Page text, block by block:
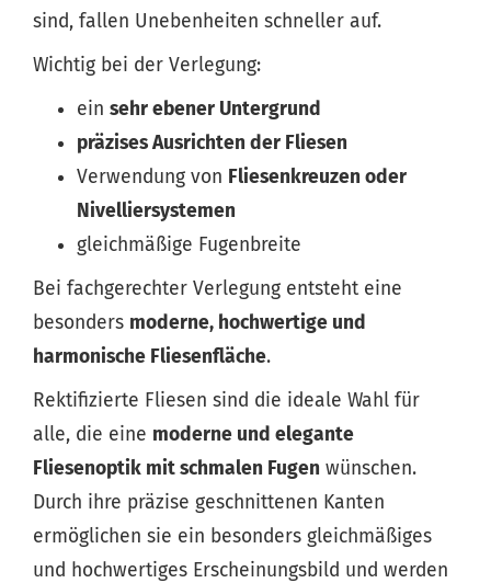
sind, fallen Unebenheiten schneller auf.
Wichtig bei der Verlegung:
ein sehr ebener Untergrund
präzises Ausrichten der Fliesen
Verwendung von Fliesenkreuzen oder
Nivelliersystemen
gleichmäßige Fugenbreite
Bei fachgerechter Verlegung entsteht eine
besonders moderne, hochwertige und
harmonische Fliesenfläche.
Rektifizierte Fliesen sind die ideale Wahl für
alle, die eine moderne und elegante
Fliesenoptik mit schmalen Fugen wünschen.
Durch ihre präzise geschnittenen Kanten
ermöglichen sie ein besonders gleichmäßiges
und hochwertiges Erscheinungsbild und werden